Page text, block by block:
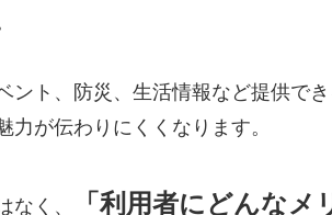
ント、防災、生活情報など提供で
が伝わりにくくなります。
なく、
「利用者にどんな